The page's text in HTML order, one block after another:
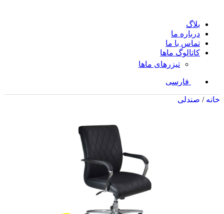
بلاگ
درباره ما
تماس با ما
کاتالوگ ماها
تیزرهای ماها
فارسی
خانه/ صندلی